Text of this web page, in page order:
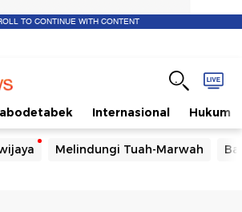
TO CONTINUE WITH CONTENT
Internasional Hukum
Melindungi Tuah-Marwah